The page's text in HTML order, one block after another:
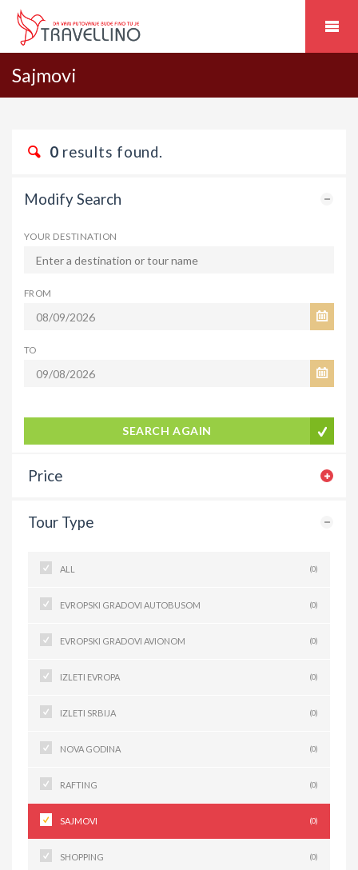
Sajmovi
0 results found.
Modify Search
YOUR DESTINATION
FROM
TO
SEARCH AGAIN
Price
Tour Type
ALL (0)
EVROPSKI GRADOVI AUTOBUSOM (0)
EVROPSKI GRADOVI AVIONOM (0)
IZLETI EVROPA (0)
IZLETI SRBIJA (0)
NOVA GODINA (0)
RAFTING (0)
SAJMOVI (0)
SHOPPING (0)